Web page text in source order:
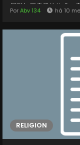
層與加厚肩帶的款式，
kors 托 特 包 在內裡分
布、粒面皮革或
日常輕量出行或身形嬌
筒牛仔與樂福鞋，營造
【新款6色】Michael
PorAbv 134 há 10
RELIGION